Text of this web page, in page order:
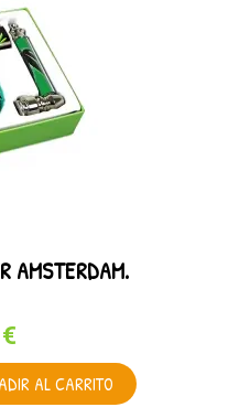
AMSTERDAM.
AL CARRITO